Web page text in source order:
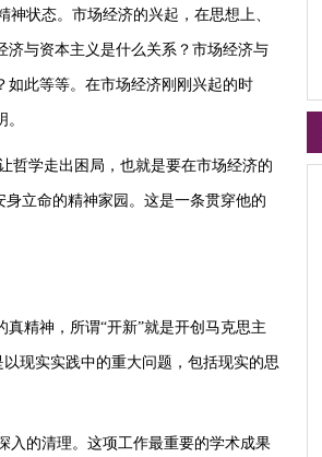
状态。市场经济的兴起，在思想上、
济与资本主义是什么关系？市场经济与
如此等等。在市场经济刚刚兴起的时
哲学走出困局，也就是要在市场经济的
立命的精神家园。这是一条贯穿他的
精神，所谓“开新”就是开创马克思主
现实实践中的重大问题，包括现实的思
入的清理。这项工作最重要的学术成果